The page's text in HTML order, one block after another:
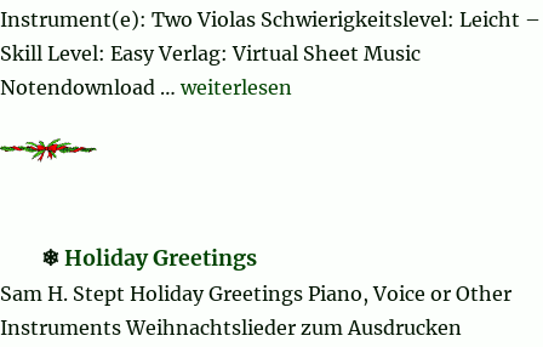
Instrument(e): Two Violas Schwierigkeitslevel: Leicht –
Skill Level: Easy Verlag: Virtual Sheet Music
Notendownload …„Hanukkah Songs Collection
weiterlesen
Holiday Greetings
Sam H. Stept Holiday Greetings Piano, Voice or Other
Instruments Weihnachtslieder zum Ausdrucken